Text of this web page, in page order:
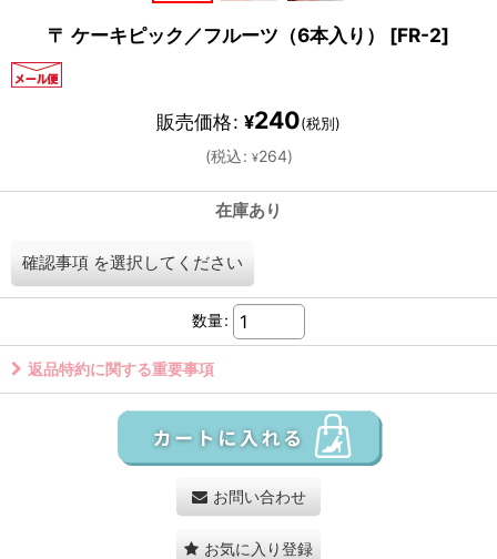
〒 ケーキピック／フルーツ（6本入り） [FR-2]
販売価格: ¥240(税別)
(税込: ¥264)
在庫あり
確認事項 を選択してください
数量:
返品特約に関する重要事項
お問い合わせ
お気に入り登録